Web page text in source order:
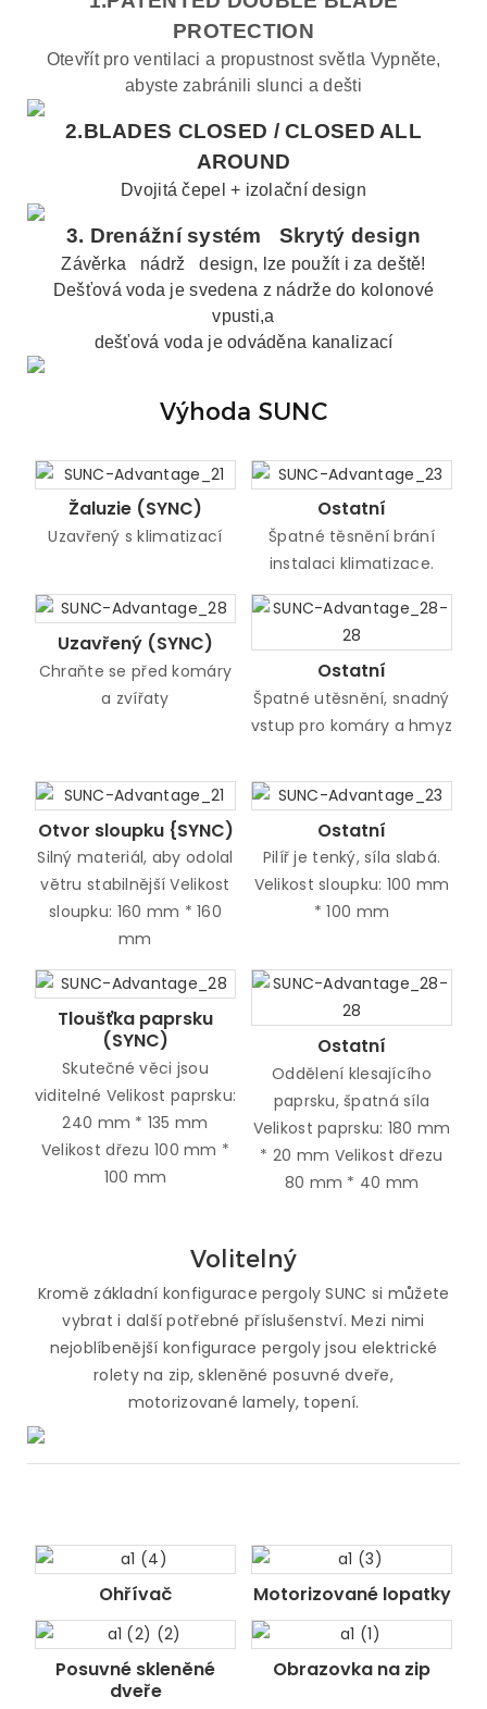
PROTECTION
Otevřít pro ventilaci a propustnost světla Vypněte,
abyste zabránili slunci a dešti
2.BLADES CLOSED /CLOSED ALL
AROUND
Dvojitá čepel + izolační design
3. Drenážní systém Skrytý design
Závěrka nádrž
design, lze použít i za deště!
Dešťová voda je svedena z nádrže do kolonové
vpusti,a
dešťová voda je odváděna kanalizací
Výhoda SUNC
Žaluzie (SYNC)
Uzavřený s klimatizací
Ostatní
Špatné těsnění brání
instalaci klimatizace.
Uzavřený (SYNC)
Chraňte se před komáry
a zvířaty
Ostatní
Špatné utěsnění, snadný
vstup pro komáry a hmyz
Otvor sloupku {SYNC)
Silný materiál, aby odolal
větru stabilnější Velikost
sloupku: 160 mm * 160
mm
Ostatní
Pilíř je tenký, síla slabá.
Velikost sloupku: 100 mm
* 100 mm
Tloušťka paprsku
(SYNC)
Skutečné věci jsou
viditelné Velikost paprsku:
240 mm * 135 mm
Velikost dřezu 100 mm *
100 mm
Ostatní
Oddělení klesajícího
paprsku, špatná síla
Velikost paprsku: 180 mm
* 20 mm Velikost dřezu
80 mm * 40 mm
Volitelný
Kromě základní konfigurace pergoly SUNC si můžete
vybrat i další potřebné příslušenství. Mezi nimi
nejoblíbenější konfigurace pergoly jsou elektrické
rolety na zip, skleněné posuvné dveře,
motorizované lamely, topení.
Ohřívač Motorizované lopatky
Posuvné skleněné
dveře
Obrazovka na zip